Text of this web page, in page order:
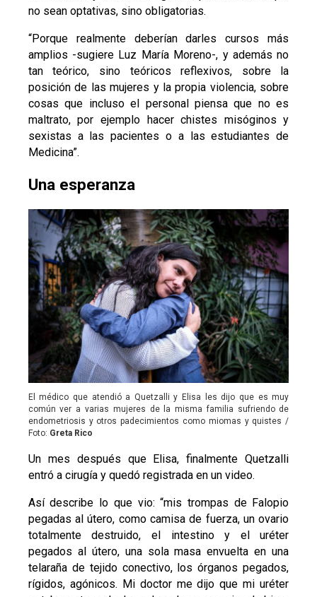
no sean optativas, sino obligatorias.
“Porque realmente deberían darles cursos más
amplios -sugiere Luz María Moreno-, y además no
tan teórico, sino teóricos reflexivos, sobre la
posición de las mujeres y la propia violencia, sobre
cosas que incluso el personal piensa que no es
maltrato, por ejemplo hacer chistes misóginos y
sexistas a las pacientes o a las estudiantes de
Medicina”.
Una esperanza
El médico que atendió a Quetzalli y Elisa les dijo que es muy
común ver a varias mujeres de la misma familia sufriendo de
endometriosis y otros padecimientos como miomas y quistes /
Foto: Greta Rico
Un mes después que Elisa, finalmente Quetzalli
entró a cirugía y quedó registrada en un video.
Así describe lo que vio: “mis trompas de Falopio
pegadas al útero, como camisa de fuerza, un ovario
totalmente destruido, el intestino y el uréter
pegados al útero, una sola masa envuelta en una
telaraña de tejido conectivo, los órganos pegados,
rígidos, agónicos. Mi doctor me dijo que mi uréter